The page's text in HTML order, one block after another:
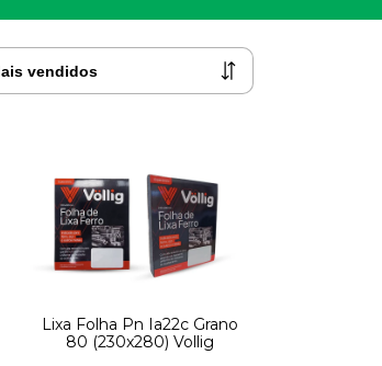
Lixa Folha Pn Ia22c Grano
80 (230x280) Vollig